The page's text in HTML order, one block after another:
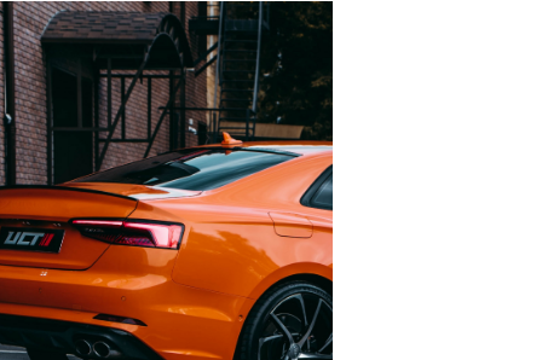
Тюнинг
Замер мощности
Подвеска и тормоза
Доработка выхлопной
системы
Увеличение мощности
Взвешивание авто
Индивидуальные проекты